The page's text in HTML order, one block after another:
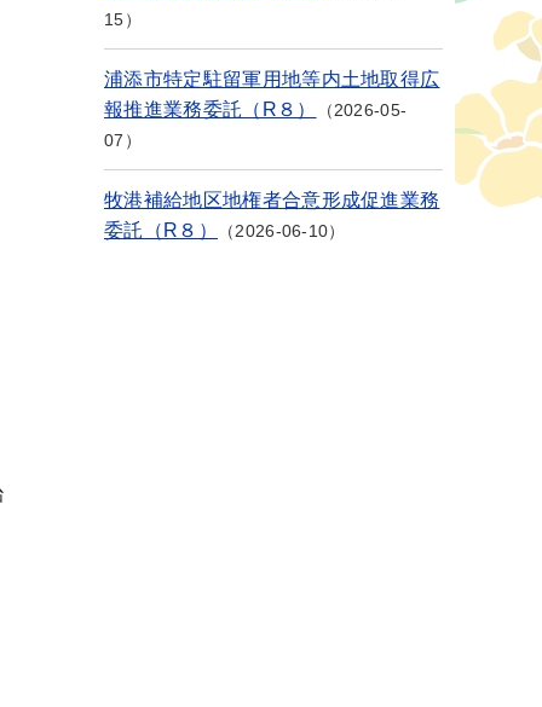
治
15
浦添市特定駐留軍用地等内土地取得広
報推進業務委託（R８）
2026-05-
07
牧港補給地区地権者合意形成促進業務
委託（R８）
2026-06-10